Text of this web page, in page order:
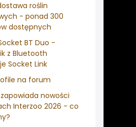
roślin
- ponad 300
dostępnych
BT Duo -
z Bluetooth
Socket Link
na forum
nowości
Interzoo 2026 - co